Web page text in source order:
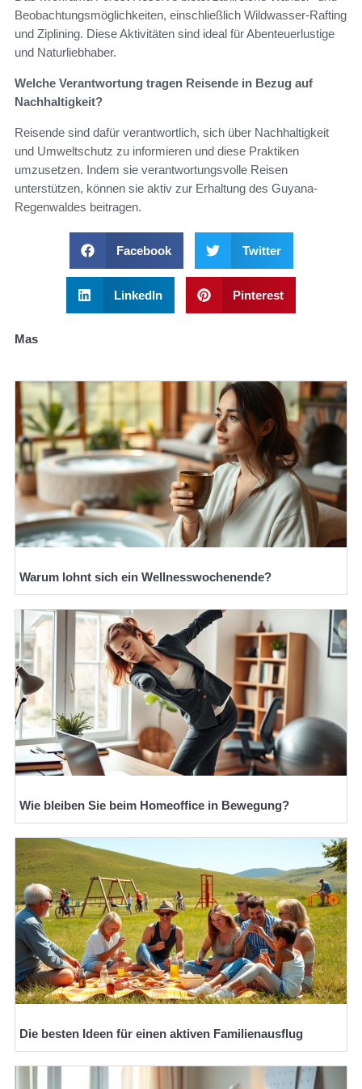
Beobachtungsmöglichkeiten, einschließlich Wildwasser-Rafting
und Ziplining. Diese Aktivitäten sind ideal für Abenteuerlustige
und Naturliebhaber.
Welche Verantwortung tragen Reisende in Bezug auf
Nachhaltigkeit?
Reisende sind dafür verantwortlich, sich über Nachhaltigkeit
und Umweltschutz zu informieren und diese Praktiken
umzusetzen. Indem sie verantwortungsvolle Reisen
unterstützen, können sie aktiv zur Erhaltung des Guyana-
Regenwaldes beitragen.
Facebook Twitter
LinkedIn Pinterest
Mas
Warum lohnt sich ein Wellnesswochenende?
Wie bleiben Sie beim Homeoffice in Bewegung?
Die besten Ideen für einen aktiven Familienausflug